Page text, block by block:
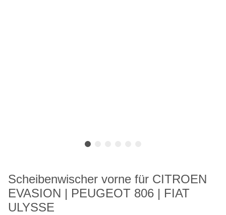
Scheibenwischer vorne für CITROEN
EVASION | PEUGEOT 806 | FIAT
ULYSSE